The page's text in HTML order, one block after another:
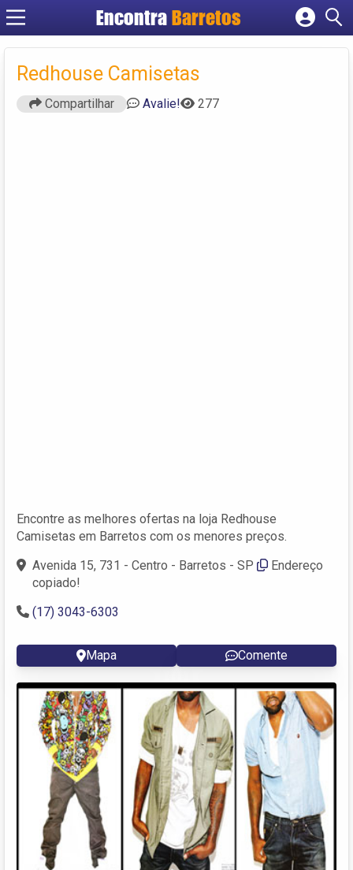
Encontra Barretos
Cadastrar empresa
Criar conta
Redhouse Camisetas
Compartilhar Avalie! 277
Encontre as melhores ofertas na loja Redhouse
Camisetas em Barretos com os menores preços.
Avenida 15, 731 - Centro - Barretos - SP
Endereço
copiado!
(17) 3043-6303
Mapa Comente